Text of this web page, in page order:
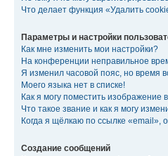
Что делает функция «Удалить
Параметры и настройки
Как мне изменить мои настройки?
На конференции неправильное
Я изменил часовой пояс, но время
Моего языка нет в списке!
Как я могу поместить изображение
Что такое звание и как я могу
Когда я щёлкаю по ссылке «email»,
Создание сообщений